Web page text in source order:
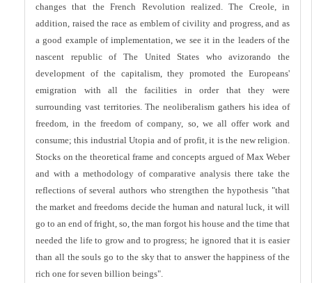
changes that the French Revolution realized. The Creole, in
addition, raised the race as emblem of civility and progress, and as
a good example of implementation, we see it in the leaders of the
nascent republic of The United States who avizorando the
development of the capitalism, they promoted the Europeans'
emigration with all the facilities in order that they were
surrounding vast territories. The neoliberalism gathers his idea of
freedom, in the freedom of company, so, we all offer work and
consume; this industrial Utopia and of profit, it is the new religion.
Stocks on the theoretical frame and concepts argued of Max Weber
and with a methodology of comparative analysis there take the
reflections of several authors who strengthen the hypothesis "that
the market and freedoms decide the human and natural luck, it will
go to an end of fright, so, the man forgot his house and the time that
needed the life to grow and to progress; he ignored that it is easier
than all the souls go to the sky that to answer the happiness of the
rich one for seven billion beings".